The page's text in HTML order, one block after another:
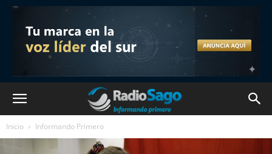
Inicio Informando Primero